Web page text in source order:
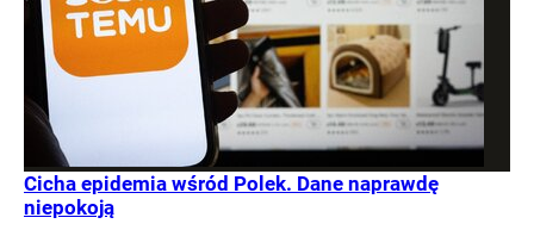
Cicha epidemia wśród Polek. Dane naprawdę
niepokoją